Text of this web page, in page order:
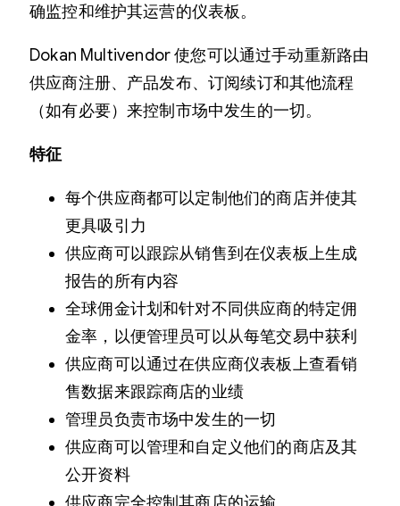
确监控和维护其运营的仪表板。
Dokan Multivendor 使您可以通过手动重新路由
供应商注册、产品发布、订阅续订和其他流程
（如有必要）来控制市场中发生的一切。
特征
每个供应商都可以定制他们的商店并使其
更具吸引力
供应商可以跟踪从销售到在仪表板上生成
报告的所有内容
全球佣金计划和针对不同供应商的特定佣
金率，以便管理员可以从每笔交易中获利
供应商可以通过在供应商仪表板上查看销
售数据来跟踪商店的业绩
管理员负责市场中发生的一切
供应商可以管理和自定义他们的商店及其
公开资料